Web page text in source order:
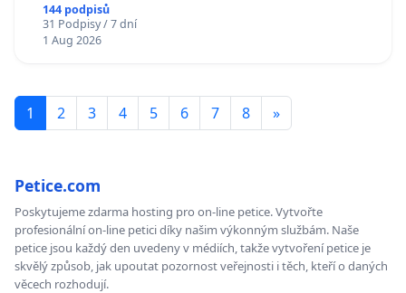
144 podpisů
31 Podpisy / 7 dní
1 Aug 2026
1 2 3 4 5 6 7 8 »
Petice.com
Poskytujeme zdarma hosting pro on-line petice. Vytvořte
profesionální on-line petici díky našim výkonným službám. Naše
petice jsou každý den uvedeny v médiích, takže vytvoření petice je
skvělý způsob, jak upoutat pozornost veřejnosti i těch, kteří o daných
věcech rozhodují.